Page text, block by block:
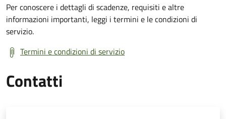
Per conoscere i dettagli di scadenze, requisiti e altre
informazioni importanti, leggi i termini e le condizioni di
servizio.
Termini e condizioni di servizio
Contatti